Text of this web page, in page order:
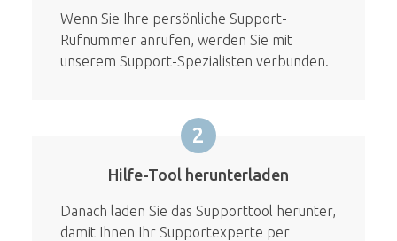
Wenn Sie Ihre persönliche Support-
Rufnummer anrufen, werden Sie mit
unserem Support-Spezialisten verbunden.
2
Hilfe-Tool herunterladen
Danach laden Sie das Supporttool herunter,
damit Ihnen Ihr Supportexperte per